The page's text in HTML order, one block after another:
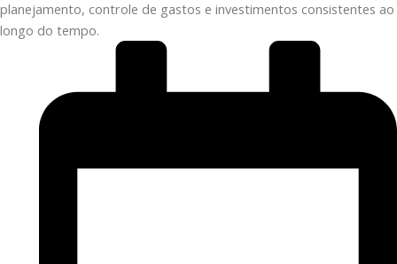
planejamento, controle de gastos e investimentos consistentes ao
longo do tempo.